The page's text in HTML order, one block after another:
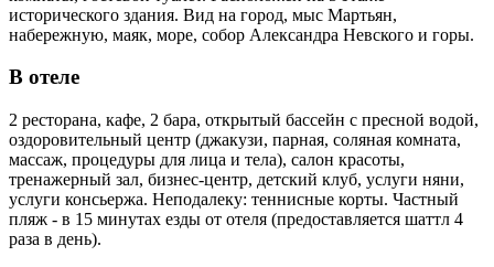
исторического здания. Вид на город, мыс Мартьян,
набережную, маяк, море, собор Александра Невского и горы.
В отеле
2 ресторана, кафе, 2 бара, открытый бассейн с пресной водой,
оздоровительный центр (джакузи, парная, соляная комната,
массаж, процедуры для лица и тела), салон красоты,
тренажерный зал, бизнес-центр, детский клуб, услуги няни,
услуги консьержа. Неподалеку: теннисные корты. Частный
пляж - в 15 минутах езды от отеля (предоставляется шаттл 4
раза в день).